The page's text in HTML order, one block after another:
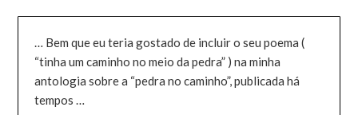
… Bem que eu teria gostado de incluir o seu poema (
“tinha um caminho no meio da pedra” ) na minha
antologia sobre a “pedra no caminho”, publicada há
tempos …